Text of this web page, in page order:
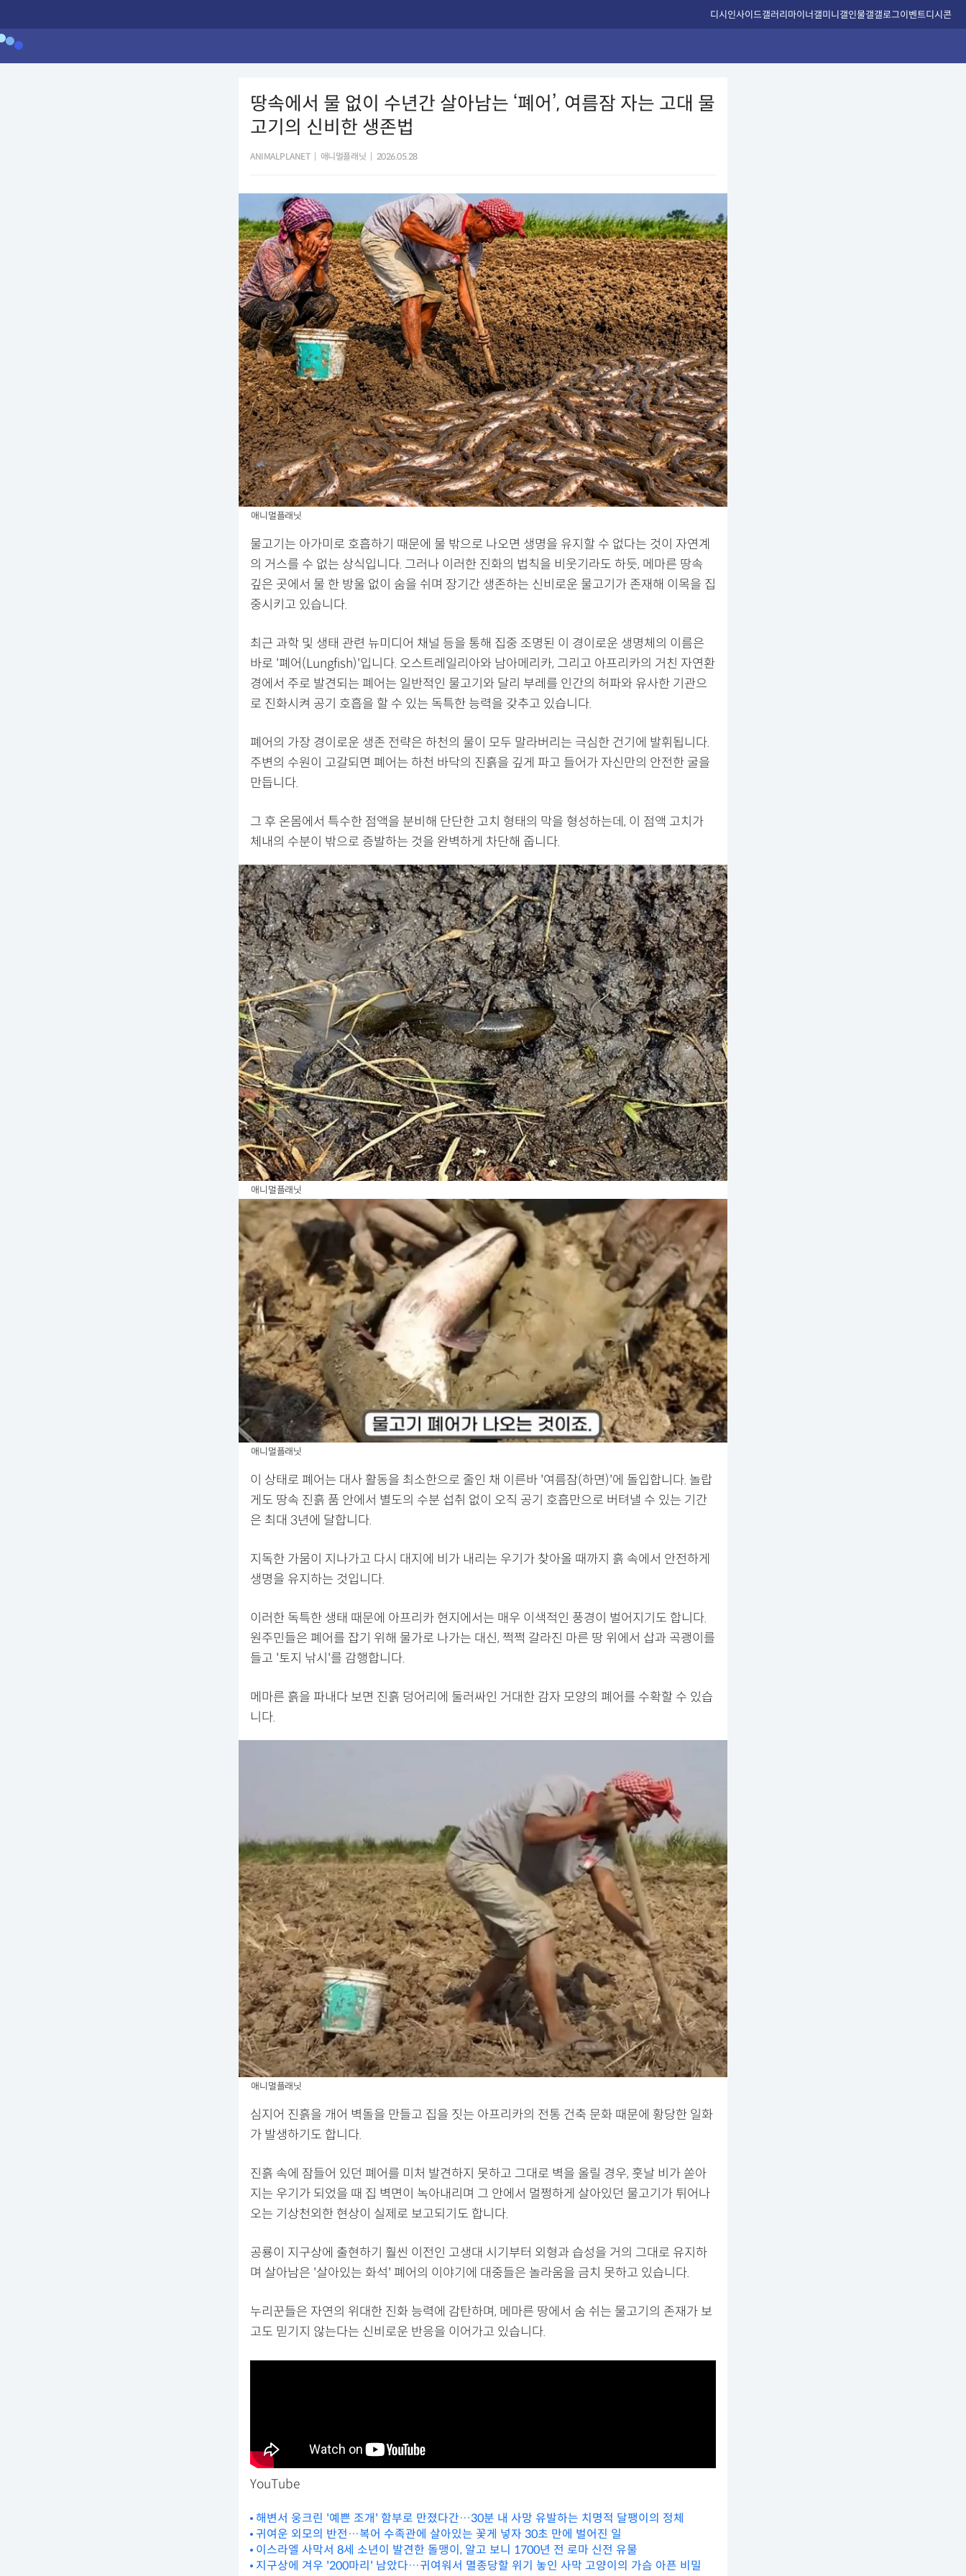
디시인사이드갤러리마이너갤미니갤인물갤갤로그이벤트디시콘
땅속에서 물 없이 수년간 살아남는 ‘폐어’, 여름잠 자는 고대 물
고기의 신비한 생존법
ANIMALPLANET 애니멀플래닛 2026.05.28
애니멀플래닛
물고기는 아가미로 호흡하기 때문에 물 밖으로 나오면 생명을 유지할 수 없다는 것이 자연계
의 거스를 수 없는 상식입니다. 그러나 이러한 진화의 법칙을 비웃기라도 하듯, 메마른 땅속
깊은 곳에서 물 한 방울 없이 숨을 쉬며 장기간 생존하는 신비로운 물고기가 존재해 이목을 집
중시키고 있습니다.
최근 과학 및 생태 관련 뉴미디어 채널 등을 통해 집중 조명된 이 경이로운 생명체의 이름은
바로 '폐어(Lungfish)'입니다. 오스트레일리아와 남아메리카, 그리고 아프리카의 거친 자연환
경에서 주로 발견되는 폐어는 일반적인 물고기와 달리 부레를 인간의 허파와 유사한 기관으
로 진화시켜 공기 호흡을 할 수 있는 독특한 능력을 갖추고 있습니다.
폐어의 가장 경이로운 생존 전략은 하천의 물이 모두 말라버리는 극심한 건기에 발휘됩니다.
주변의 수원이 고갈되면 폐어는 하천 바닥의 진흙을 깊게 파고 들어가 자신만의 안전한 굴을
만듭니다.
그 후 온몸에서 특수한 점액을 분비해 단단한 고치 형태의 막을 형성하는데, 이 점액 고치가
체내의 수분이 밖으로 증발하는 것을 완벽하게 차단해 줍니다.
애니멀플래닛
애니멀플래닛
이 상태로 폐어는 대사 활동을 최소한으로 줄인 채 이른바 '여름잠(하면)'에 돌입합니다. 놀랍
게도 땅속 진흙 품 안에서 별도의 수분 섭취 없이 오직 공기 호흡만으로 버텨낼 수 있는 기간
은 최대 3년에 달합니다.
지독한 가뭄이 지나가고 다시 대지에 비가 내리는 우기가 찾아올 때까지 흙 속에서 안전하게
생명을 유지하는 것입니다.
이러한 독특한 생태 때문에 아프리카 현지에서는 매우 이색적인 풍경이 벌어지기도 합니다.
원주민들은 폐어를 잡기 위해 물가로 나가는 대신, 쩍쩍 갈라진 마른 땅 위에서 삽과 곡괭이를
들고 '토지 낚시'를 감행합니다.
메마른 흙을 파내다 보면 진흙 덩어리에 둘러싸인 거대한 감자 모양의 폐어를 수확할 수 있습
니다.
애니멀플래닛
심지어 진흙을 개어 벽돌을 만들고 집을 짓는 아프리카의 전통 건축 문화 때문에 황당한 일화
가 발생하기도 합니다.
진흙 속에 잠들어 있던 폐어를 미처 발견하지 못하고 그대로 벽을 올릴 경우, 훗날 비가 쏟아
지는 우기가 되었을 때 집 벽면이 녹아내리며 그 안에서 멀쩡하게 살아있던 물고기가 튀어나
오는 기상천외한 현상이 실제로 보고되기도 합니다.
공룡이 지구상에 출현하기 훨씬 이전인 고생대 시기부터 외형과 습성을 거의 그대로 유지하
며 살아남은 '살아있는 화석' 폐어의 이야기에 대중들은 놀라움을 금치 못하고 있습니다.
누리꾼들은 자연의 위대한 진화 능력에 감탄하며, 메마른 땅에서 숨 쉬는 물고기의 존재가 보
고도 믿기지 않는다는 신비로운 반응을 이어가고 있습니다.
YouTube
해변서 웅크린 '예쁜 조개' 함부로 만졌다간…30분 내 사망 유발하는 치명적 달팽이의 정체
귀여운 외모의 반전…복어 수족관에 살아있는 꽃게 넣자 30초 만에 벌어진 일
이스라엘 사막서 8세 소년이 발견한 돌맹이, 알고 보니 1700년 전 로마 신전 유물
지구상에 겨우 '200마리' 남았다…귀여워서 멸종당할 위기 놓인 사막 고양이의 가슴 아픈 비밀